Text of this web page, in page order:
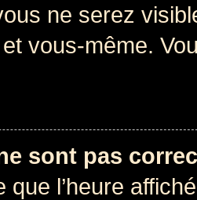
ne serez
vous-même.
sont pas
que l’heure